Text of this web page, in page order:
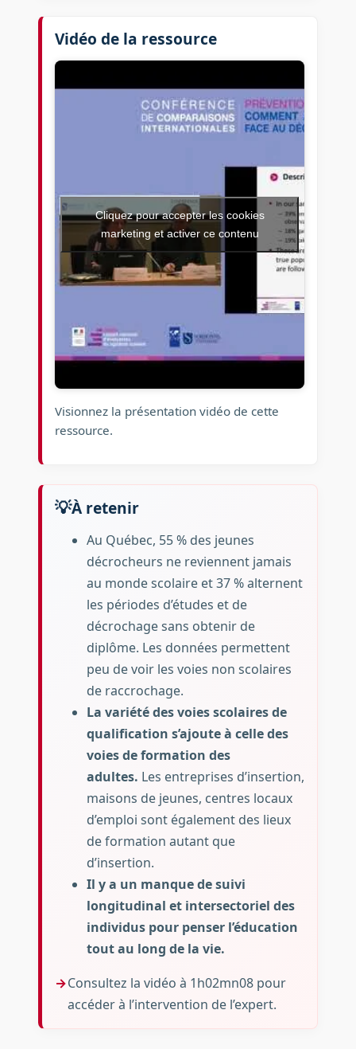
Vidéo de la ressource
Cliquez pour accepter les cookies
marketing et activer ce contenu
Visionnez la présentation vidéo de cette
ressource.
À retenir
Au Québec, 55 % des jeunes
décrocheurs ne reviennent jamais
au monde scolaire et 37 % alternent
les périodes d’études et de
décrochage sans obtenir de
diplôme. Les données permettent
peu de voir les voies non scolaires
de raccrochage.
La variété des voies scolaires de
qualification s’ajoute à celle des
voies de formation des
adultes. Les entreprises d’insertion,
maisons de jeunes, centres locaux
d’emploi sont également des lieux
de formation autant que
d’insertion.
Il y a un manque de suivi
longitudinal et intersectoriel des
individus pour penser l’éducation
tout au long de la vie.
Consultez la vidéo à 1h02mn08 pour
accéder à l’intervention de l’expert.